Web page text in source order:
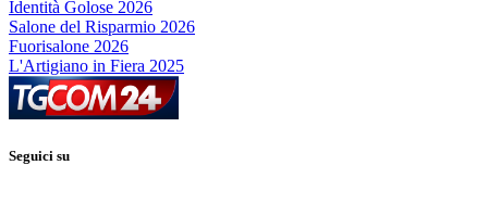
Identità Golose 2026
Salone del Risparmio 2026
Fuorisalone 2026
L'Artigiano in Fiera 2025
Seguici su